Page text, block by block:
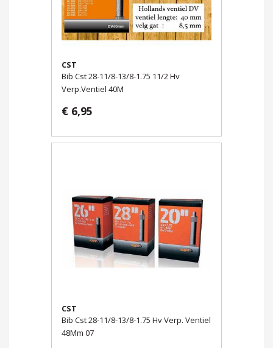
CST
Bib Cst 28-11/8-13/8-1.75 11/2 Hv
Verp.Ventiel 40M
€ 6,95
CST
Bib Cst 28-11/8-13/8-1.75 Hv Verp. Ventiel
48Mm 07